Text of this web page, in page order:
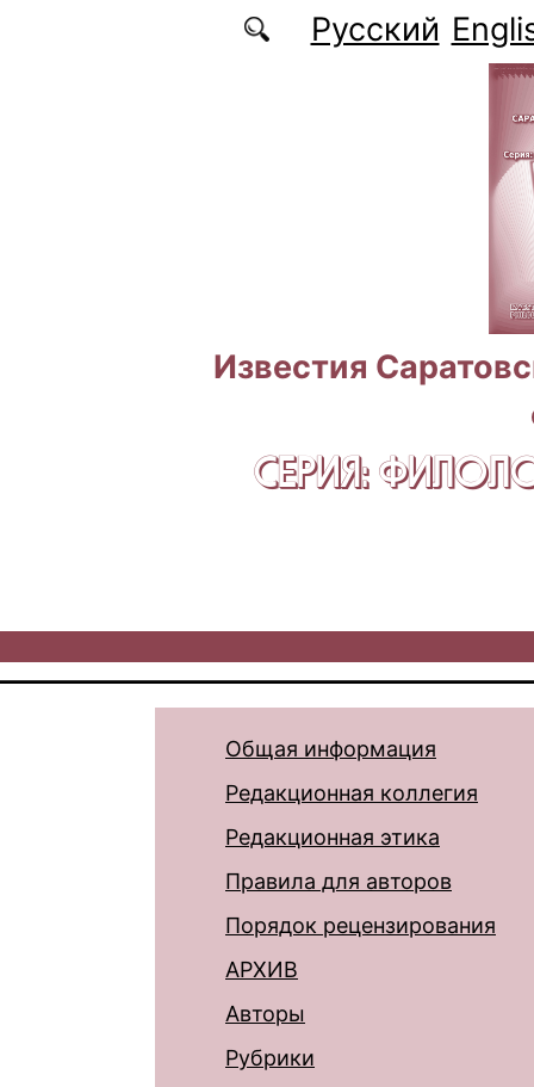
Перейти к основному содержаниюРусский
Известия
СЕРИЯ:
Общая информация
Редакционная коллегия
Редакционная этика
Правила для авторов
Порядок рецензирования
АРХИВ
Авторы
Рубрики